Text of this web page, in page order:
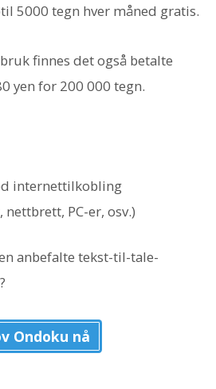
5000 tegn hver måned gratis.
finnes det også betalte
yen for 200 000 tegn.
internettilkobling
PC-er, osv.)
anbefalte tekst-til-tale-
Ondoku nå